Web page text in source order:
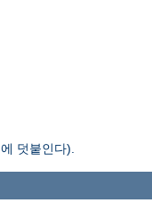
덧붙인다).